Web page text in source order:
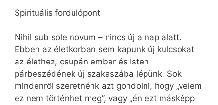
Spirituális fordulópont
Nihil sub sole novum – nincs új a nap alatt.
Ebben az életkorban sem kapunk új kulcsokat
az élethez, csupán ember és Isten
párbeszédének új szakaszába lépünk. Sok
mindenről szeretnénk azt gondolni, hogy „velem
ez nem történhet meg”, vagy „én ezt másképp